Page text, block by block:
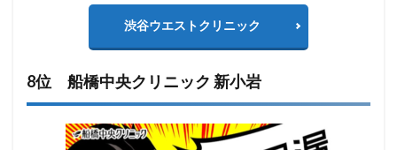
渋谷ウエストクリニック
8位 船橋中央クリニック 新小岩